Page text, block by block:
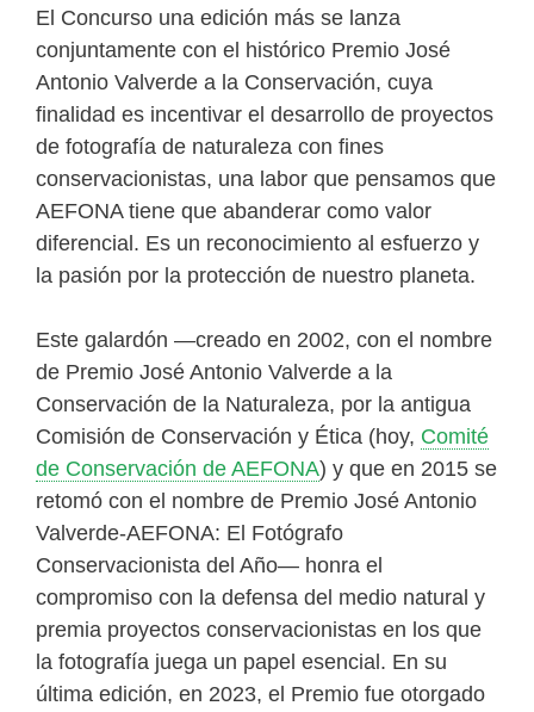
El Concurso una edición más se lanza
conjuntamente con el histórico Premio José
Antonio Valverde a la Conservación, cuya
finalidad es incentivar el desarrollo de proyectos
de fotografía de naturaleza con fines
conservacionistas, una labor que pensamos que
AEFONA tiene que abanderar como valor
diferencial. Es un reconocimiento al esfuerzo y
la pasión por la protección de nuestro planeta.
Este galardón —creado en 2002, con el nombre
de Premio José Antonio Valverde a la
Conservación de la Naturaleza, por la antigua
Comisión de Conservación y Ética (hoy, Comité
de Conservación de AEFONA) y que en 2015 se
retomó con el nombre de Premio José Antonio
Valverde-AEFONA: El Fotógrafo
Conservacionista del Año— honra el
compromiso con la defensa del medio natural y
premia proyectos conservacionistas en los que
la fotografía juega un papel esencial. En su
última edición, en 2023, el Premio fue otorgado